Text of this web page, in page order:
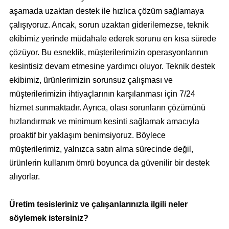
aşamada uzaktan destek ile hızlıca çözüm sağlamaya
çalışıyoruz. Ancak, sorun uzaktan giderilemezse, teknik
ekibimiz yerinde müdahale ederek sorunu en kısa sürede
çözüyor. Bu esneklik, müşterilerimizin operasyonlarının
kesintisiz devam etmesine yardımcı oluyor. Teknik destek
ekibimiz, ürünlerimizin sorunsuz çalışması ve
müşterilerimizin ihtiyaçlarının karşılanması için 7/24
hizmet sunmaktadır. Ayrıca, olası sorunların çözümünü
hızlandırmak ve minimum kesinti sağlamak amacıyla
proaktif bir yaklaşım benimsiyoruz. Böylece
müşterilerimiz, yalnızca satın alma sürecinde değil,
ürünlerin kullanım ömrü boyunca da güvenilir bir destek
alıyorlar.
Üretim tesisleriniz ve çalışanlarınızla ilgili neler
söylemek istersiniz?